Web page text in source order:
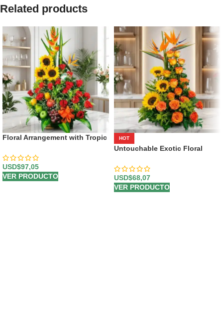
Related products
Floral Arrangement with Tropic
USD$97,05
VER PRODUCTO
HOT
Untouchable Exotic Floral
USD$68,07
VER PRODUCTO